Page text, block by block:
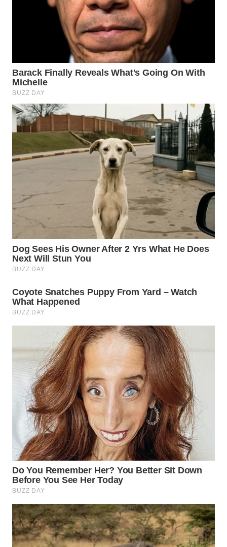
LAWAS
WN
SUMEDANG
WN
TANGERANG
WN
BINJAI
WN
CIREBON
WN
INDRAMAYU
WN
KUNINGAN
WN
MAJALENGKA
WN
SUBANG
WN
SUKABUMI
WN
PURWAKARTA